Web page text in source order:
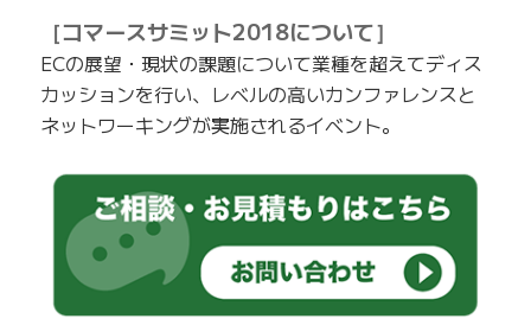
［コマースサミット2018について］
ECの展望・現状の課題について業種を超えてディス
カッションを行い、レベルの高いカンファレンスと
ネットワーキングが実施されるイベント。